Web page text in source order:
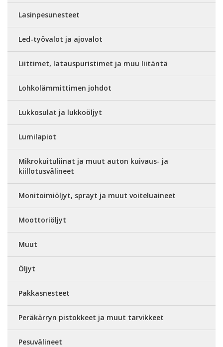
Lasinpesunesteet
Led-työvalot ja ajovalot
Liittimet, latauspuristimet ja muu liitäntä
Lohkolämmittimen johdot
Lukkosulat ja lukkoöljyt
Lumilapiot
Mikrokuituliinat ja muut auton kuivaus- ja
kiillotusvälineet
Monitoimiöljyt, sprayt ja muut voiteluaineet
Moottoriöljyt
Muut
Öljyt
Pakkasnesteet
Peräkärryn pistokkeet ja muut tarvikkeet
Pesuvälineet